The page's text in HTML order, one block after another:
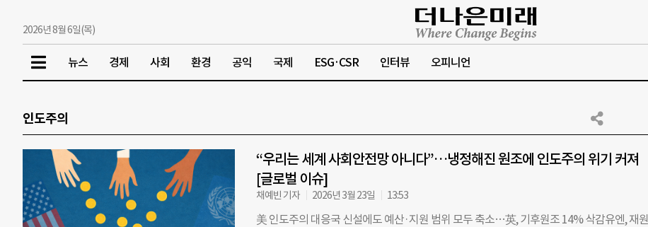
2026년 8월 6일(목)
뉴스 경제 사회 환경 공익 국제 ESG·CSR 인터뷰 오피니언
인도주의
“우리는 세계 사회안전망 아니다”…냉정해진 원조에 인도주의 위기 커져
[글로벌 이슈]
채예빈 기자 2026년 3월 23일 13:53
美 인도주의 대응국 신설에도 예산·지원 범위 모두 축소…英, 기후원조 14% 삭감유엔, 재원